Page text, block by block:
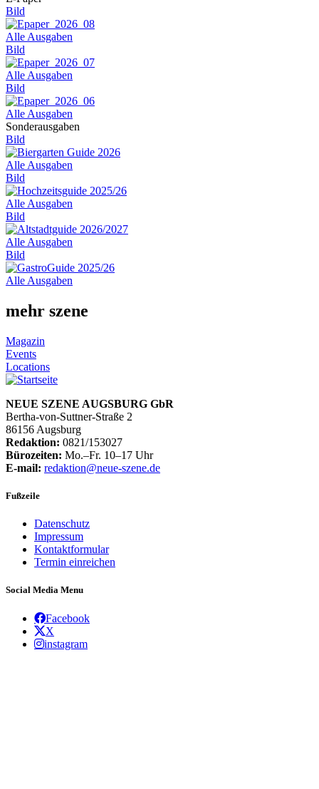
Bild
Alle Ausgaben
Bild
Alle Ausgaben
Bild
Alle Ausgaben
Sonderausgaben
Bild
Alle Ausgaben
Bild
Alle Ausgaben
Bild
Alle Ausgaben
Bild
Alle Ausgaben
mehr szene
Magazin
Events
Locations
NEUE SZENE AUGSBURG GbR
Bertha-von-Suttner-Straße 2
86156 Augsburg
Redaktion: 0821/153027
Bürozeiten: Mo.–Fr. 10–17 Uhr
E-mail: redaktion@neue-szene.de
Fußzeile
Datenschutz
Impressum
Kontaktformular
Termin einreichen
Social Media Menu
Facebook
X
instagram